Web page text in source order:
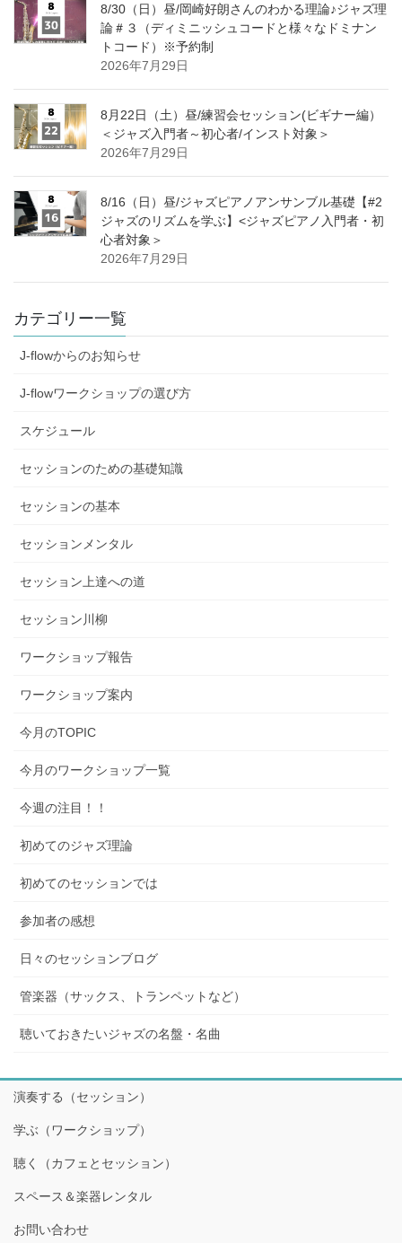
8/30（日）昼/岡崎好朗さんのわかる理論♪ジャズ理
論＃３（ディミニッシュコードと様々なドミナン
トコード）※予約制
2026年7月29日
8月22日（土）昼/練習会セッション(ビギナー編）
＜ジャズ入門者～初心者/インスト対象＞
2026年7月29日
8/16（日）昼/ジャズピアノアンサンブル基礎【#2
ジャズのリズムを学ぶ】<ジャズピアノ入門者・初
心者対象＞
2026年7月29日
カテゴリー一覧
J-flowからのお知らせ
J-flowワークショップの選び方
スケジュール
セッションのための基礎知識
セッションの基本
セッションメンタル
セッション上達への道
セッション川柳
ワークショップ報告
ワークショップ案内
今月のTOPIC
今月のワークショップ一覧
今週の注目！！
初めてのジャズ理論
初めてのセッションでは
参加者の感想
日々のセッションブログ
管楽器（サックス、トランペットなど）
聴いておきたいジャズの名盤・名曲
演奏する（セッション）
学ぶ（ワークショップ）
聴く（カフェとセッション）
スペース＆楽器レンタル
お問い合わせ